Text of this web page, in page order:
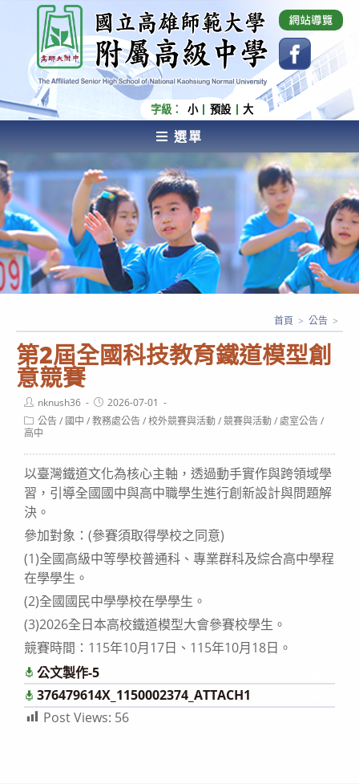
內
容
國立高雄師範大學附屬高級中學 Affiliated Senior
High School of National Kaohsiung Normal
University
字級： 小 預設 大
選單
AFFILIATED SENIOR HIGH SCHOOL OF NATIONAL
KAOHSIUNG NORMAL UNIVERSITY
第2屆全國科技教育鐵道模型創
意競賽
首頁 > 公告 >
Post
author:
nknush36
Post
published:
2026-07-01
Post
category:
公告/ 國中 /教務處公告/校外競賽與活動/競賽與活動/處室公告/
高中
以臺灣鐵道文化為核心主軸，透過動手實作與跨領域學
習，引導全國國中與高中職學生進行創新設計與問題解
決。
參加對象：(參賽須取得學校之同意)
(1)全國高級中等學校普通科、專業群科及綜合高中學程
在學學生。
(2)全國國民中學學校在學學生。
(3)2026全日本高校鐵道模型大會參賽校學生。
競賽時間：115年10月17日、115年10月18日。
公文製作-5
376479614X_1150002374_ATTACH1
Post Views: 56